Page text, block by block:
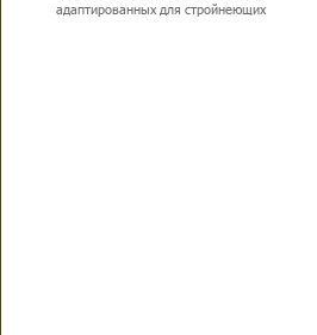
адаптированных для стройнеющих